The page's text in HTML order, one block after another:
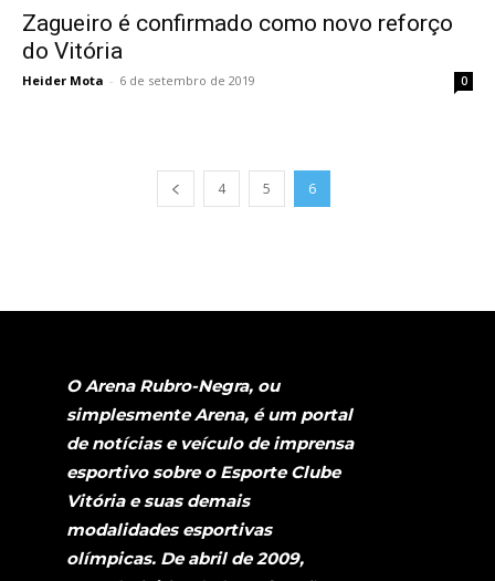
Zagueiro é confirmado como novo reforço
do Vitória
Heider Mota - 6 de setembro de 2019 0
4 5 6
O Arena Rubro-Negra, ou
simplesmente Arena, é um portal
de notícias e veículo de imprensa
esportivo sobre o Esporte Clube
Vitória e suas demais
modalidades esportivas
olímpicas. De abril de 2009,